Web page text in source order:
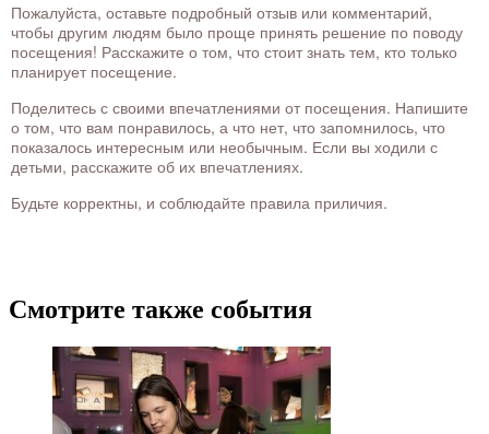
Пожалуйста, оставьте подробный отзыв или комментарий,
чтобы другим людям было проще принять решение по поводу
посещения! Расскажите о том, что стоит знать тем, кто только
планирует посещение.
Поделитесь с своими впечатлениями от посещения. Напишите
о том, что вам понравилось, а что нет, что запомнилось, что
показалось интересным или необычным. Если вы ходили с
детьми, расскажите об их впечатлениях.
Будьте корректны, и соблюдайте правила приличия.
Смотрите также события